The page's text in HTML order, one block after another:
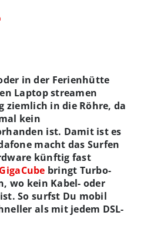
in der Ferienhütte
Laptop streamen
ziemlich in die Röhre, da
kein
ist. Damit ist es
macht das Surfen
künftig fast
GigaCube bringt Turbo-
wo kein Kabel- oder
So surfst Du mobil
als mit jedem DSL-